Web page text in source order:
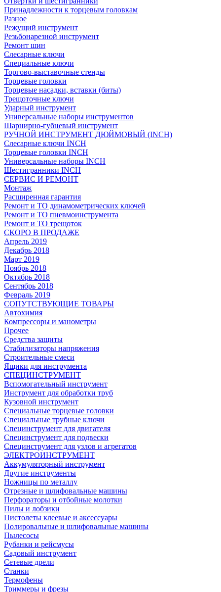
Принадлежности к торцевым головкам
Разное
Режущий инструмент
Резьбонарезной инструмент
Ремонт шин
Слесарные ключи
Специальные ключи
Торгово-выставочные стенды
Торцевые головки
Торцевые насадки, вставки (биты)
Трещоточные ключи
Ударный инструмент
Универсальные наборы инструментов
Шарнирно-губцевый инструмент
РУЧНОЙ ИНСТРУМЕНТ ДЮЙМОВЫЙ (INCH)
Слесарные ключи INCH
Торцевые головки INCH
Универсальные наборы INCH
Шестигранники INCH
СЕРВИС И РЕМОНТ
Монтаж
Расширенная гарантия
Ремонт и ТО динамометрических ключей
Ремонт и ТО пневмоинструмента
Ремонт и ТО трещоток
СКОРО В ПРОДАЖЕ
Апрель 2019
Декабрь 2018
Март 2019
Ноябрь 2018
Октябрь 2018
Сентябрь 2018
Февраль 2019
СОПУТСТВУЮЩИЕ ТОВАРЫ
Автохимия
Компрессоры и манометры
Прочее
Средства защиты
Стабилизаторы напряжения
Строительные смеси
Ящики для инструмента
СПЕЦИНСТРУМЕНТ
Вспомогательный инструмент
Инструмент для обработки труб
Кузовной инструмент
Специальные торцевые головки
Специальные трубные ключи
Специнструмент для двигателя
Специнструмент для подвески
Специнструмент для узлов и агрегатов
ЭЛЕКТРОИНСТРУМЕНТ
Аккумуляторный инструмент
Другие инструменты
Ножницы по металлу
Отрезные и шлифовальные машины
Перфораторы и отбойные молотки
Пилы и лобзики
Пистолеты клеевые и аксессуары
Полировальные и шлифовальные машины
Пылесосы
Рубанки и рейсмусы
Садовый инструмент
Сетевые дрели
Станки
Термофены
Триммеры и фрезы